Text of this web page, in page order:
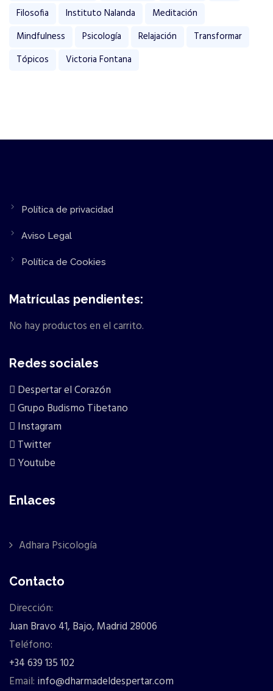
Filosofia
Instituto Nalanda
Meditación
Mindfulness
Psicología Relajación
Transformar
Tópicos
Victoria Fontana
Política de privacidad
Aviso Legal
Política de Cookies
Matrículas pendientes:
No hay productos en el carrito.
Redes sociales
Despertar el Corazón
Grupo Budismo Tibetano
Instagram
Twitter
Youtube
Enlaces
Adhara Psicología
Contacto
Dirección:
Juan Bravo 41, Bajo, Madrid 28006
Teléfono:
+34 639 135 102
Email: info@dharmadeldespertar.com